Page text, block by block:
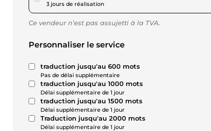
3 jours de réalisation
Ce vendeur n’est pas assujetti à la TVA.
Personnaliser le service
traduction jusqu'au 600 mots
Pas de délai supplémentaire
traduction jusqu'au 1000 mots
Délai supplémentaire de 1 jour
traduction jusqu'au 1500 mots
Délai supplémentaire de 1 jour
Traduction jusqu'au 2000 mots
Délai supplémentaire de 1 jour